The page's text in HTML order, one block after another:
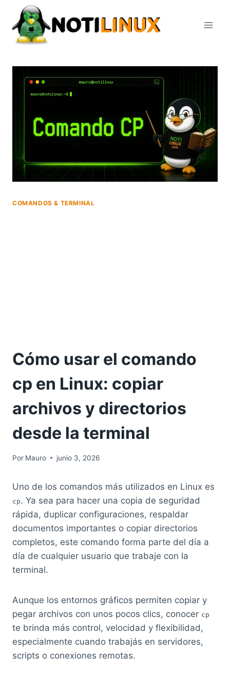
Saltar
contenido
COMANDOS & TERMINAL
Cómo usar el comando
cp en Linux: copiar
archivos y directorios
desde la terminal
Por Mauro junio 3, 2026
Uno de los comandos más utilizados en Linux es
cp. Ya sea para hacer una copia de seguridad
rápida, duplicar configuraciones, respaldar
documentos importantes o copiar directorios
completos, este comando forma parte del día a
día de cualquier usuario que trabaje con la
terminal.
Aunque los entornos gráficos permiten copiar y
pegar archivos con unos pocos clics, conocer cp
te brinda más control, velocidad y flexibilidad,
especialmente cuando trabajás en servidores,
scripts o conexiones remotas.